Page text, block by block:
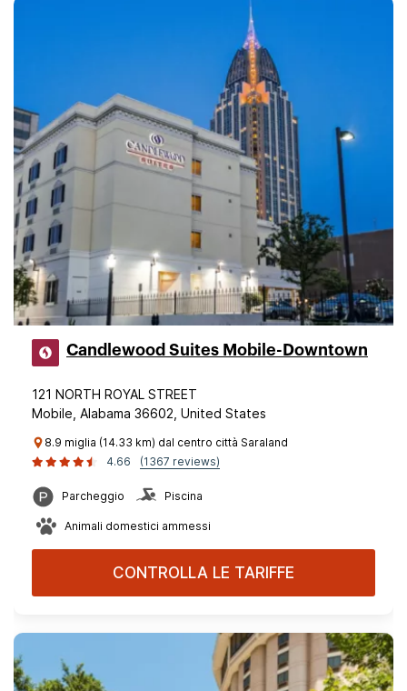
Candlewood Suites Mobile-Downtown
121 NORTH ROYAL STREET
Mobile, Alabama 36602, United States
8.9 miglia (14.33 km) dal centro città Saraland
4.66
(1367 reviews)
Parcheggio Piscina
Animali domestici ammessi
CONTROLLA LE TARIFFE